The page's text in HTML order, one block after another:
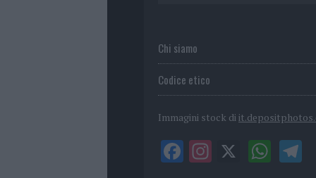
Chi siamo
Codice etico
Immagini stock di